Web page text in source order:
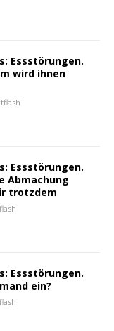
Essstörungen.
wird ihnen
Essstörungen.
Abmachung
trotzdem
Essstörungen.
ein?